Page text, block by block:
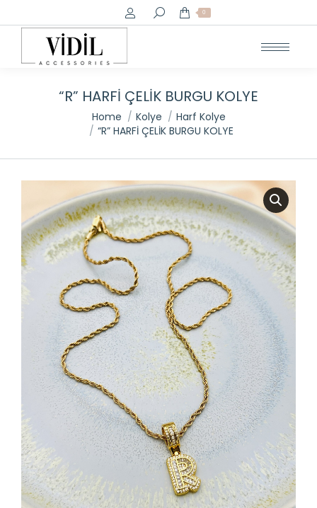
Search: 0
“R” HARFİ ÇELİK BURGU KOLYE
Home Kolye
Harf Kolye
“R” HARFİ ÇELİK BURGU KOLYE